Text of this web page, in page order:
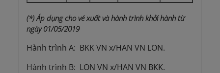
(*) Áp dụng cho vé xuất và hành trình khởi hành từ
ngày 01/05/2019
Hành trình A: BKK VN x/HAN VN LON.
Hành trình B: LON VN x/HAN VN BKK.